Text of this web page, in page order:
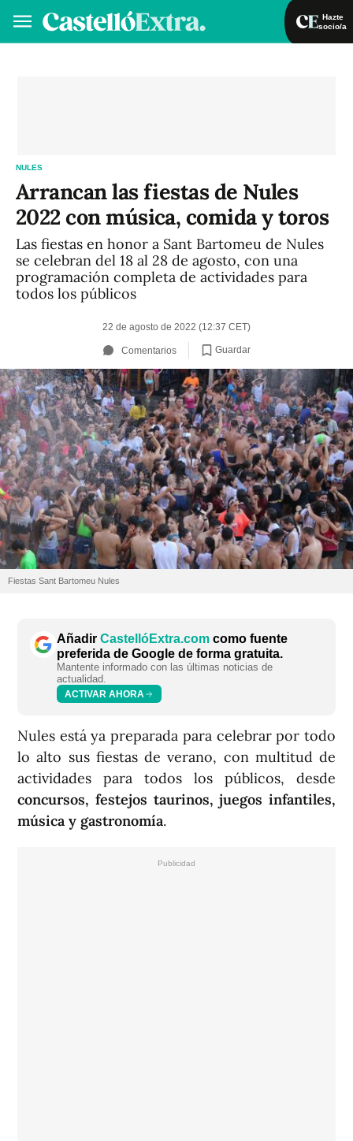
Hazte
socio/a
NULES
Arrancan las fiestas de Nules
2022 con música, comida y toros
Las fiestas en honor a Sant Bartomeu de Nules
se celebran del 18 al 28 de agosto, con una
programación completa de actividades para
todos los públicos
22 de agosto de 2022 (12:37 CET)
Comentarios Guardar
Fiestas Sant Bartomeu Nules
Añadir CastellóExtra.com como fuente
preferida de Google de forma gratuita.
Mantente informado con las últimas noticias de
actualidad.
ACTIVAR AHORA
Nules está ya preparada para celebrar por todo
lo alto sus fiestas de verano, con multitud de
actividades para todos los públicos, desde
concursos, festejos taurinos, juegos infantiles,
música y gastronomía.